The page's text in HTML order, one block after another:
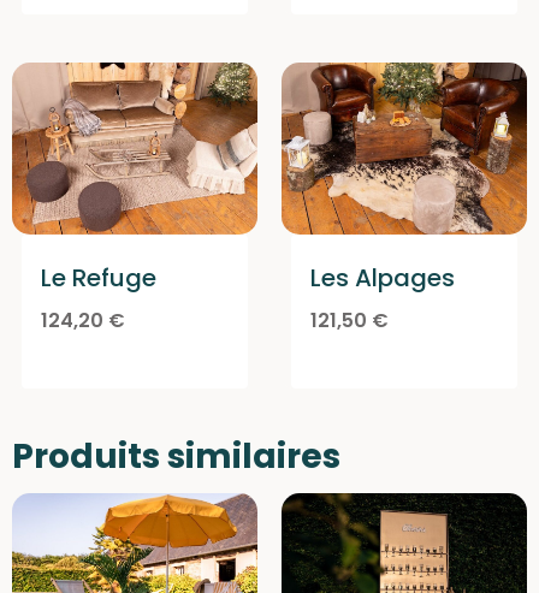
Le Refuge
124,20 €
Les Alpages
121,50 €
Produits similaires